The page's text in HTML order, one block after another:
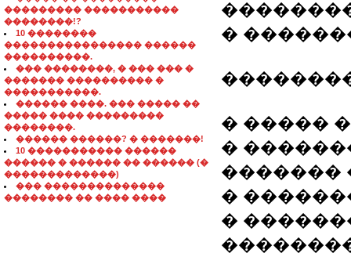
��������� �����������
��������!?
10 ��������
���������������� ������
����������.
��� ��������, � ��� ��� �
������� ���������� �
�����������.
������ ����. ��� ����� ��
����� ���� ���������
��������.
������ ������? � �������!
10 ����������� ������
������ � ������ �� ������ (�
�������������)
��� ��������������
�������� �� ���� ����
�
� �����
�
�������
�
�